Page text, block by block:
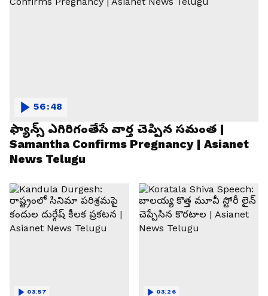
ఫ్యాన్స్ ఎగిరిగంతేసే వార్త చెప్పిన సమంత |
Samantha Confirms Pregnancy | Asianet
News Telugu
56:48
03:57 03:26